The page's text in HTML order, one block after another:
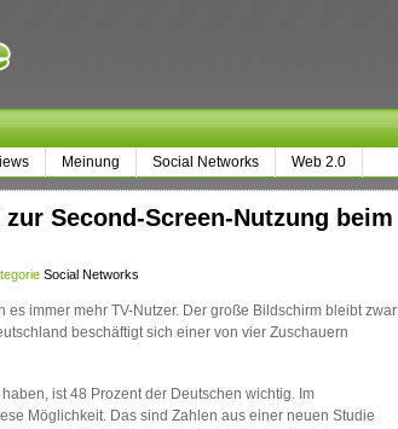
Meinung Social Networks Web 2.0
Second-Screen-Nutzung beim
Social Networks
immer mehr TV-Nutzer. Der große Bildschirm bleibt zwar
beschäftigt sich einer von vier Zuschauern
ist 48 Prozent der Deutschen wichtig. Im
Möglichkeit. Das sind Zahlen aus einer neuen Studie